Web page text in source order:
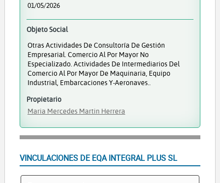
01/05/2026
Objeto Social
Otras Actividades De Consultoría De Gestión
Empresarial. Comercio Al Por Mayor No
Especializado. Actividades De Intermediarios Del
Comercio Al Por Mayor De Maquinaria, Equipo
Industrial, Embarcaciones Y-Aeronaves..
Propietario
Maria Mercedes Martin Herrera
VINCULACIONES DE EQA INTEGRAL PLUS SL